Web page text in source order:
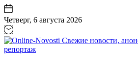
Перейти
к
содержанию
Четверг, 6 августа 2026